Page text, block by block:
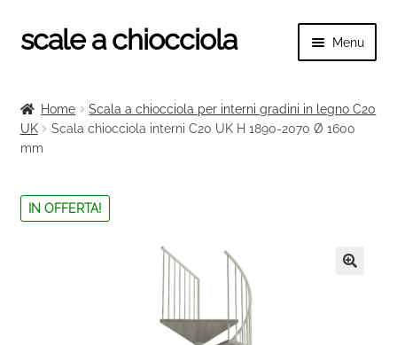
Vai
alla
Vai
al
scale a chiocciola Menu
il
menu
Tutte le scale
Ringhiere e balaustre
menu
Home
Scala a chiocciola per interni gradini in legno C20
UK
Scala chiocciola interni C20 UK H 1890-2070 Ø 1600
mm
IN OFFERTA!